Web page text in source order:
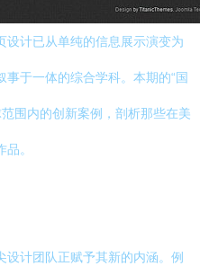
设计已从单纯的信息展示演变为
于一体的综合学科。本期的“国
围内的创新案例，剖析那些在美
。
计团队正赋予其新的内涵。例